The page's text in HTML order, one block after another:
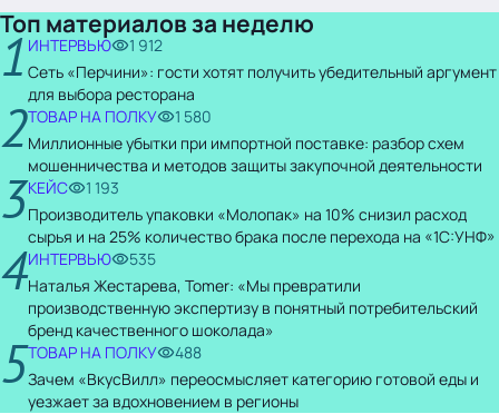
Топ материалов за неделю
1 ИНТЕРВЬЮ
1 912
Сеть «Перчини»: гости хотят получить убедительный аргумент
для выбора ресторана
2ТОВАР НА ПОЛКУ
1 580
Миллионные убытки при импортной поставке: разбор схем
мошенничества и методов защиты закупочной деятельности
3КЕЙС
1 193
Производитель упаковки «Молопак» на 10% снизил расход
сырья и на 25% количество брака после перехода на «1С:УНФ»
4ИНТЕРВЬЮ
535
Наталья Жестарева, Tomer: «Мы превратили
производственную экспертизу в понятный потребительский
бренд качественного шоколада»
5ТОВАР НА ПОЛКУ
488
Зачем «ВкусВилл» переосмысляет категорию готовой еды и
уезжает за вдохновением в регионы